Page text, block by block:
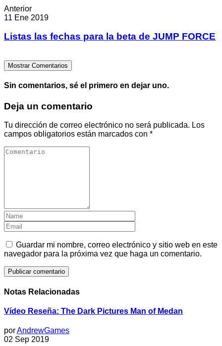
Anterior
11 Ene 2019
Listas las fechas para la beta de JUMP FORCE
Mostrar Comentarios
Sin comentarios, sé el primero en dejar uno.
Deja un comentario
Tu dirección de correo electrónico no será publicada. Los
campos obligatorios están marcados con *
Guardar mi nombre, correo electrónico y sitio web en este
navegador para la próxima vez que haga un comentario.
Notas Relacionadas
Vídeo Reseña: The Dark Pictures Man of Medan
porAndrewGames
02 Sep 2019